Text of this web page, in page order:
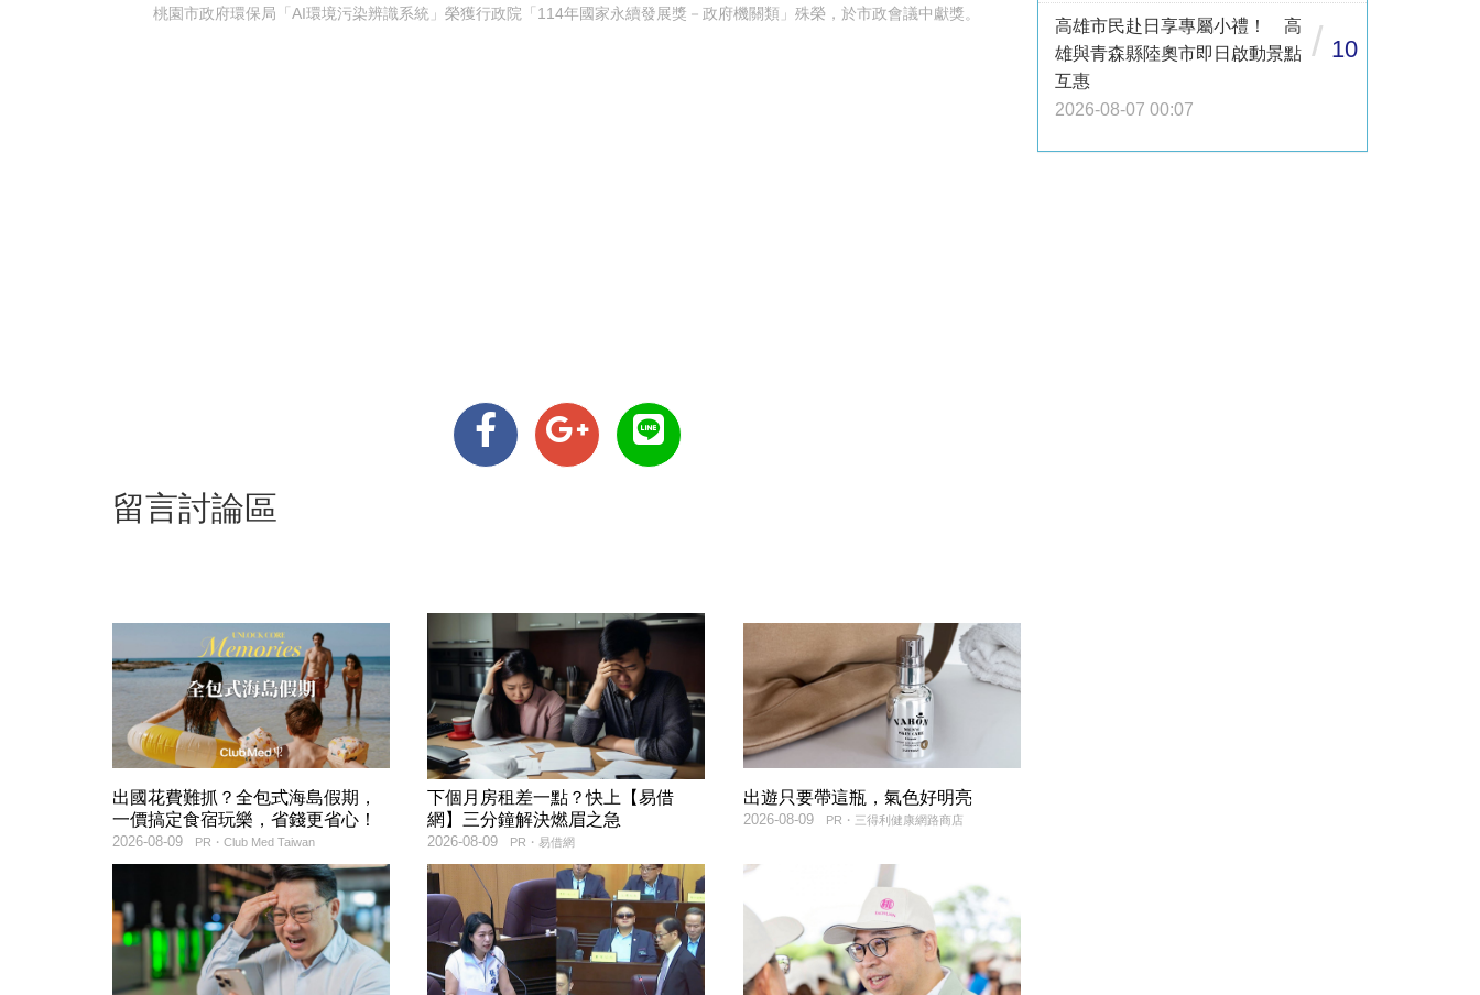
桃園市政府環保局「AI環境污染辨識系統」榮獲行政院「114年國家永續發展獎－政府機關類」殊榮，於市政會議中獻獎。
留言討論區
出國花費難抓？全包式海島假期，
一價搞定食宿玩樂，省錢更省心！
PR・Club Med Taiwan
2026-08-09
下個月房租差一點？快上【易借
網】三分鐘解決燃眉之急
PR・易借網
2026-08-09
出遊只要帶這瓶，氣色好明亮
PR・三得利健康網路商店
2026-08-09
高雄市民赴日享專屬小禮！ 高
雄與青森縣陸奧市即日啟動景點
互惠
2026-08-07 00:07
/ 10